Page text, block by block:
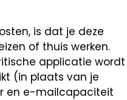
is dat je deze
of thuis werken.
applicatie wordt
(in plaats van je
en e-mailcapaciteit